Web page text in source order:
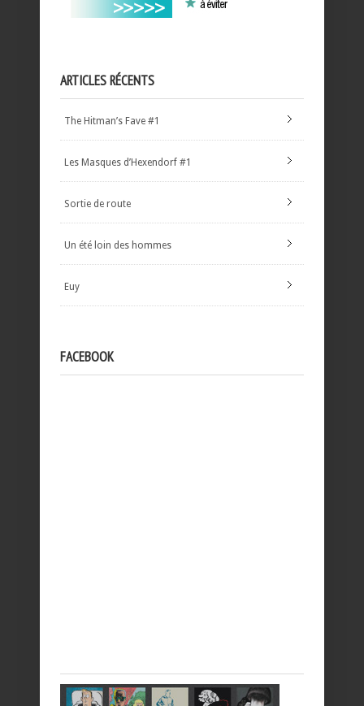
ARTICLES RÉCENTS
The Hitman’s Fave #1
Les Masques d’Hexendorf #1
Sortie de route
Un été loin des hommes
Euy
FACEBOOK